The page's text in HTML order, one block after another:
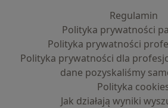
Regulamin
Polityka prywatności
Polityka prywatności
Polityka prywatności dla
dane pozyskaliśmy
Polityka
Jak działają wyniki